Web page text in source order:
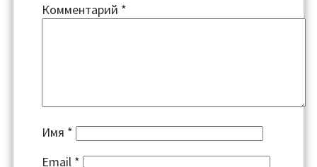
Комментарий *
Имя *
Email *